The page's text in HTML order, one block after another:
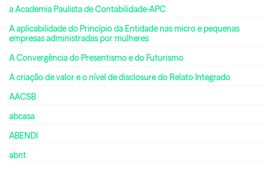
a Academia Paulista de Contabilidade-APC
A aplicabilidade do Princípio da Entidade nas micro e pequenas
empresas administradas por mulheres
A Convergência do Presentismo e do Futurismo
A criação de valor e o nível de disclosure do Relato Integrado
AACSB
abcasa
ABENDI
abnt